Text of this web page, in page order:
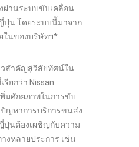
ผ่านระบบขับเคลื่อน
ปุ่น โดยระบบนี้มาจาก
ในของบริษัทฯ*
วสำคัญสู่วิสัยทัศน์ใน
ยกว่า Nissan
พิ่มศักยภาพในการขับ
ญหาการบริการขนส่ง
นต้องเผชิญกับความ
งหลายประการ เช่น